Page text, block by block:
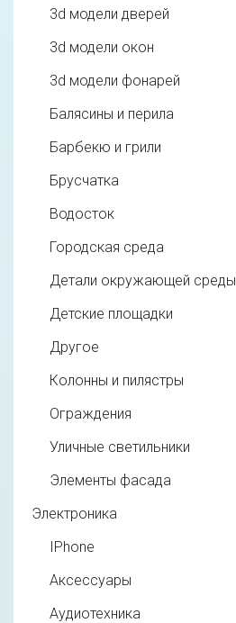
3d модели дверей
3d модели окон
3d модели фонарей
Балясины и перила
Барбекю и грили
Брусчатка
Водосток
Городская среда
Детали окружающей среды
Детские площадки
Другое
Колонны и пилястры
Ограждения
Уличные светильники
Элементы фасада
Электроника
IPhone
Аксессуары
Аудиотехника